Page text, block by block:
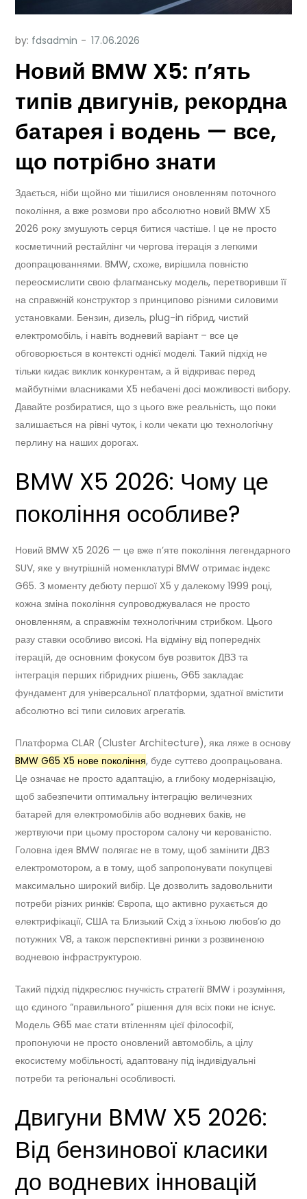
by: fdsadmin
Новий BMW X5: п’ять
типів двигунів, рекордна
батарея і водень — все,
що потрібно знати
Здається, ніби щойно ми тішилися оновленням поточного
покоління, а вже розмови про абсолютно новий BMW X5
2026 року змушують серця битися частіше. І це не просто
косметичний рестайлінг чи чергова ітерація з легкими
доопрацюваннями. BMW, схоже, вирішила повністю
переосмислити свою флагманську модель, перетворивши її
на справжній конструктор з принципово різними силовими
установками. Бензин, дизель, plug-in гібрид, чистий
електромобіль, і навіть водневий варіант – все це
обговорюється в контексті однієї моделі. Такий підхід не
тільки кидає виклик конкурентам, а й відкриває перед
майбутніми власниками X5 небачені досі можливості вибору.
Давайте розбиратися, що з цього вже реальність, що поки
залишається на рівні чуток, і коли чекати цю технологічну
перлину на наших дорогах.
BMW X5 2026: Чому це
покоління особливе?
Новий BMW X5 2026 — це вже п’яте покоління легендарного
SUV, яке у внутрішній номенклатурі BMW отримає індекс
G65. З моменту дебюту першої X5 у далекому 1999 році,
кожна зміна покоління супроводжувалася не просто
оновленням, а справжнім технологічним стрибком. Цього
разу ставки особливо високі. На відміну від попередніх
ітерацій, де основним фокусом був розвиток ДВЗ та
інтеграція перших гібридних рішень, G65 закладає
фундамент для універсальної платформи, здатної вмістити
абсолютно всі типи силових агрегатів.
Платформа CLAR (Cluster Architecture), яка ляже в основу
BMW G65 X5 нове покоління, буде суттєво доопрацьована.
Це означає не просто адаптацію, а глибоку модернізацію,
щоб забезпечити оптимальну інтеграцію величезних
батарей для електромобілів або водневих баків, не
жертвуючи при цьому простором салону чи керованістю.
Головна ідея BMW полягає не в тому, щоб замінити ДВЗ
електромотором, а в тому, щоб запропонувати покупцеві
максимально широкий вибір. Це дозволить задовольнити
потреби різних ринків: Європа, що активно рухається до
електрифікації, США та Близький Схід з їхньою любов’ю до
потужних V8, а також перспективні ринки з розвиненою
водневою інфраструктурою.
Такий підхід підкреслює гнучкість стратегії BMW і розуміння,
що єдиного “правильного” рішення для всіх поки не існує.
Модель G65 має стати втіленням цієї філософії,
пропонуючи не просто оновлений автомобіль, а цілу
екосистему мобільності, адаптовану під індивідуальні
потреби та регіональні особливості.
Двигуни BMW X5 2026:
Від бензинової класики
до водневих інновацій